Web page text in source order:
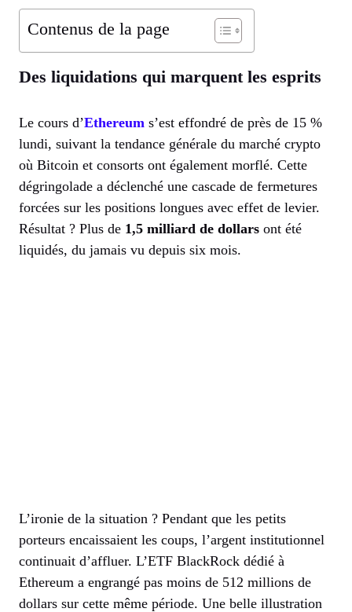
Contenus de la page
Des liquidations qui marquent les esprits
Le cours d’Ethereum s’est effondré de près de 15 %
lundi, suivant la tendance générale du marché crypto
où Bitcoin et consorts ont également morflé. Cette
dégringolade a déclenché une cascade de fermetures
forcées sur les positions longues avec effet de levier.
Résultat ? Plus de 1,5 milliard de dollars ont été
liquidés, du jamais vu depuis six mois.
L’ironie de la situation ? Pendant que les petits
porteurs encaissaient les coups, l’argent institutionnel
continuait d’affluer. L’ETF BlackRock dédié à
Ethereum a engrangé pas moins de 512 millions de
dollars sur cette même période. Une belle illustration